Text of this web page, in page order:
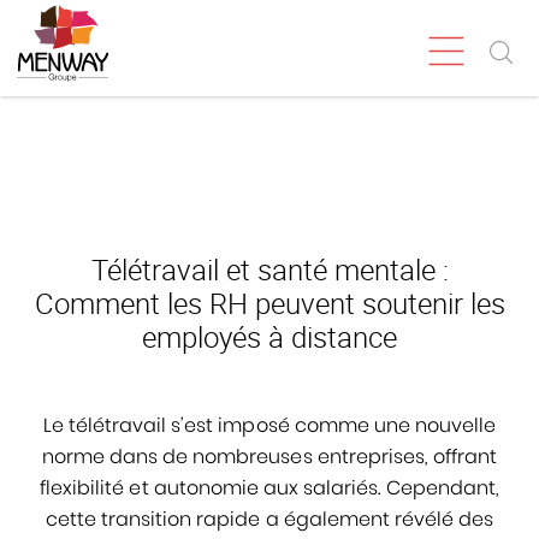
Télétravail et santé mentale :
Comment les RH peuvent soutenir les
employés à distance
Le télétravail s’est imposé comme une nouvelle
norme dans de nombreuses entreprises, offrant
flexibilité et autonomie aux salariés. Cependant,
cette transition rapide a également révélé des